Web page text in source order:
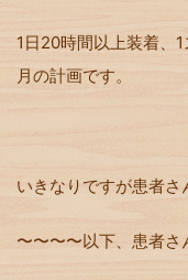
1日20時間以上装着、
月の計画です。
いきなりですが患者さ
〜〜〜〜以下、患者さ